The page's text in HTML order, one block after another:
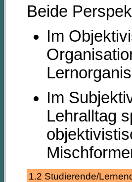
Beide
Im
Im
Lehralltag
1.2 Studierende/